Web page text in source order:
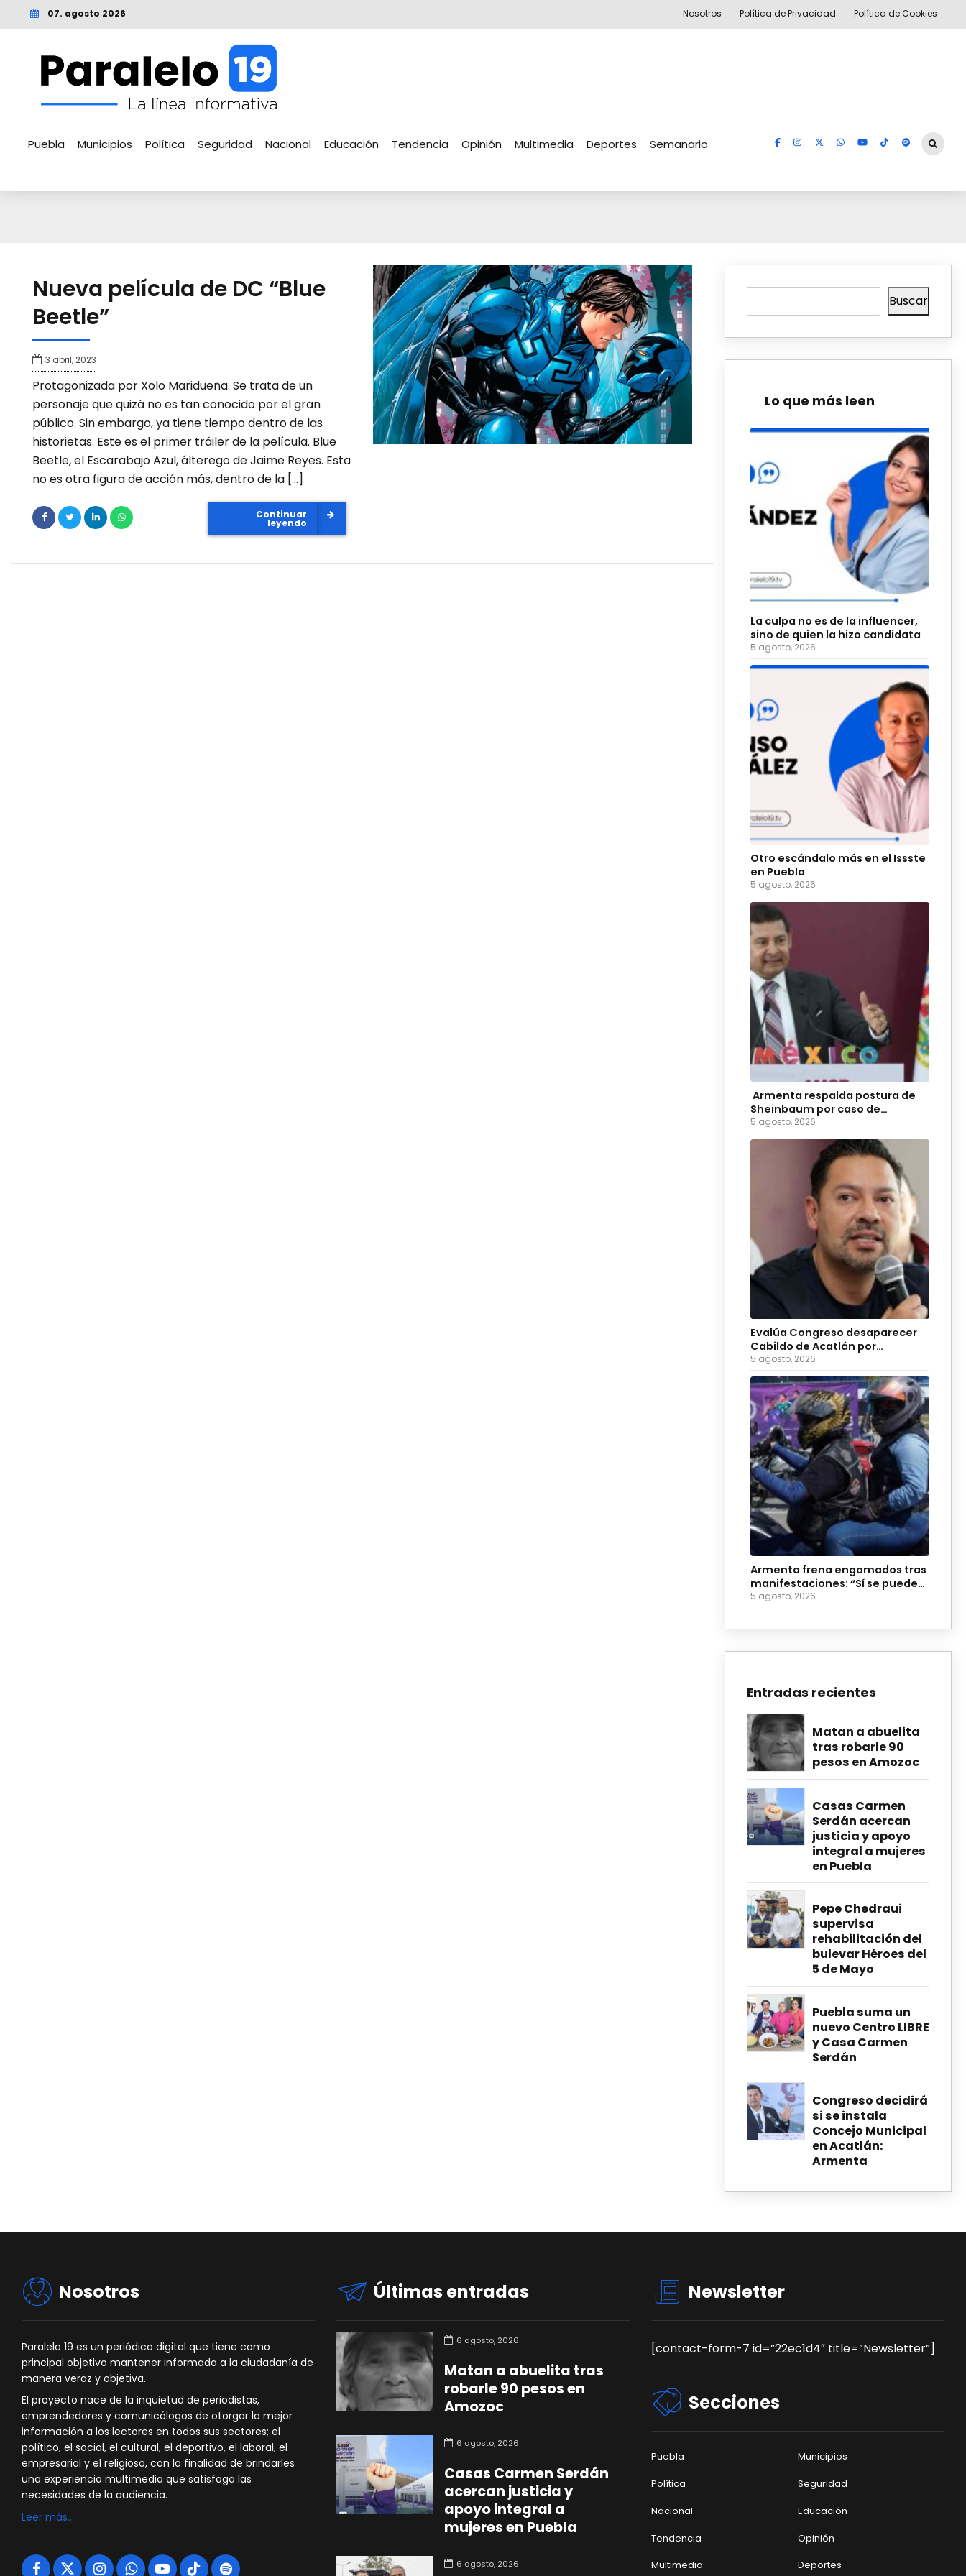
07. agosto 2026 Nosotros Política de Privacidad Política de Cookies
Puebla Municipios Política Seguridad Nacional Educación Tendencia Opinión Multimedia Deportes Semanario
Nueva película de DC “Blue
Beetle”
3 abril, 2023
Protagonizada por Xolo Maridueña. Se trata de un
personaje que quizá no es tan conocido por el gran
público. Sin embargo, ya tiene tiempo dentro de las
historietas. Este es el primer tráiler de la película. Blue
Beetle, el Escarabajo Azul, álterego de Jaime Reyes. Esta
no es otra figura de acción más, dentro de la […]
Continuar
leyendo
Buscar
Lo que más leen
La culpa no es de la influencer,
sino de quien la hizo candidata
5 agosto, 2026
Otro escándalo más en el Issste
en Puebla
5 agosto, 2026
Armenta respalda postura de
Sheinbaum por caso de
diputadas poblanas
5 agosto, 2026
Evalúa Congreso desaparecer
Cabildo de Acatlán por
ingobernabilidad
5 agosto, 2026
Armenta frena engomados tras
manifestaciones: “Sí se puede
enriquecer, se hará”
5 agosto, 2026
Entradas recientes
Matan a abuelita
tras robarle 90
pesos en Amozoc
Casas Carmen
Serdán acercan
justicia y apoyo
integral a mujeres
en Puebla
Pepe Chedraui
supervisa
rehabilitación del
bulevar Héroes del
5 de Mayo
Puebla suma un
nuevo Centro LIBRE
y Casa Carmen
Serdán
Congreso decidirá
si se instala
Concejo Municipal
en Acatlán:
Armenta
Nosotros
Paralelo 19 es un periódico digital que tiene como
principal objetivo mantener informada a la ciudadanía de
manera veraz y objetiva.
El proyecto nace de la inquietud de periodistas,
emprendedores y comunicólogos de otorgar la mejor
información a los lectores en todos sus sectores; el
político, el social, el cultural, el deportivo, el laboral, el
empresarial y el religioso, con la finalidad de brindarles
una experiencia multimedia que satisfaga las
necesidades de la audiencia.
Leer más…
Últimas entradas
6 agosto, 2026
Matan a abuelita tras
robarle 90 pesos en
Amozoc
6 agosto, 2026
Casas Carmen Serdán
acercan justicia y
apoyo integral a
mujeres en Puebla
6 agosto, 2026
Newsletter
[contact-form-7 id=”22ec1d4″ title=”Newsletter”]
Secciones
Puebla
Municipios
Política
Seguridad
Nacional
Educación
Tendencia
Opinión
Multimedia
Deportes